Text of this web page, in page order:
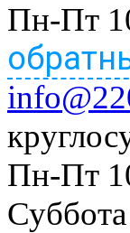
Пн-Пт
Пн-Пт